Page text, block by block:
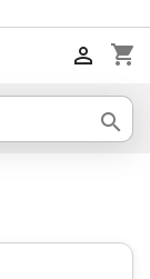
shopping_cart

